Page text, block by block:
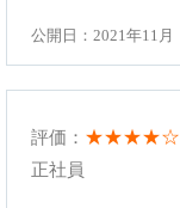
公開日：2021年11月
評価： ★★★★☆
正社員